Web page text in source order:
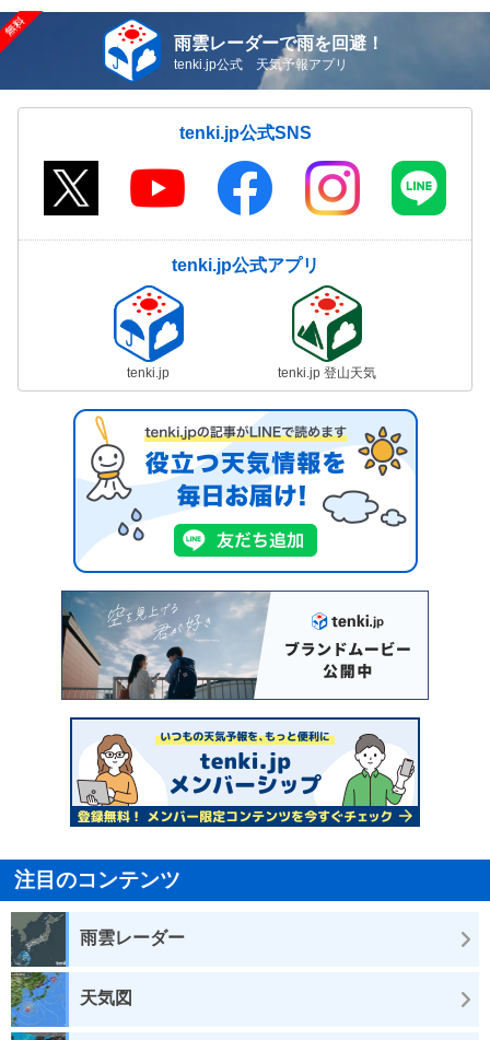
雨雲レーダーで雨を回避！
tenki.jp公式 天気予報アプリ
tenki.jp公式SNS
tenki.jp公式アプリ
tenki.jp tenki.jp 登山天気
注目のコンテンツ
雨雲レーダー
天気図